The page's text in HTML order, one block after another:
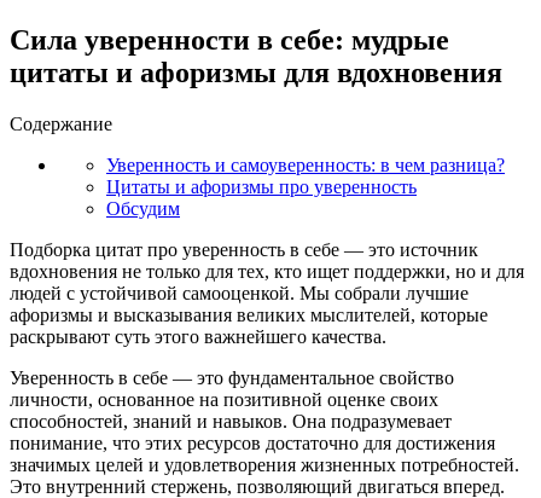
Сила уверенности в себе: мудрые
цитаты и афоризмы для вдохновения
Содержание
Уверенность и самоуверенность: в чем разница?
Цитаты и афоризмы про уверенность
Обсудим
Подборка цитат про уверенность в себе — это источник
вдохновения не только для тех, кто ищет поддержки, но и для
людей с устойчивой самооценкой. Мы собрали лучшие
афоризмы и высказывания великих мыслителей, которые
раскрывают суть этого важнейшего качества.
Уверенность в себе — это фундаментальное свойство
личности, основанное на позитивной оценке своих
способностей, знаний и навыков. Она подразумевает
понимание, что этих ресурсов достаточно для достижения
значимых целей и удовлетворения жизненных потребностей.
Это внутренний стержень, позволяющий двигаться вперед.